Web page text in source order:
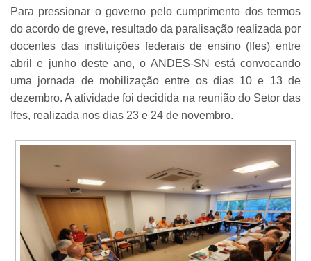
Para pressionar o governo pelo cumprimento dos termos
do acordo de greve, resultado da paralisação realizada por
docentes das instituições federais de ensino (Ifes) entre
abril e junho deste ano, o ANDES-SN está convocando
uma jornada de mobilização entre os dias 10 e 13 de
dezembro. A atividade foi decidida na reunião do Setor das
Ifes, realizada nos dias 23 e 24 de novembro.